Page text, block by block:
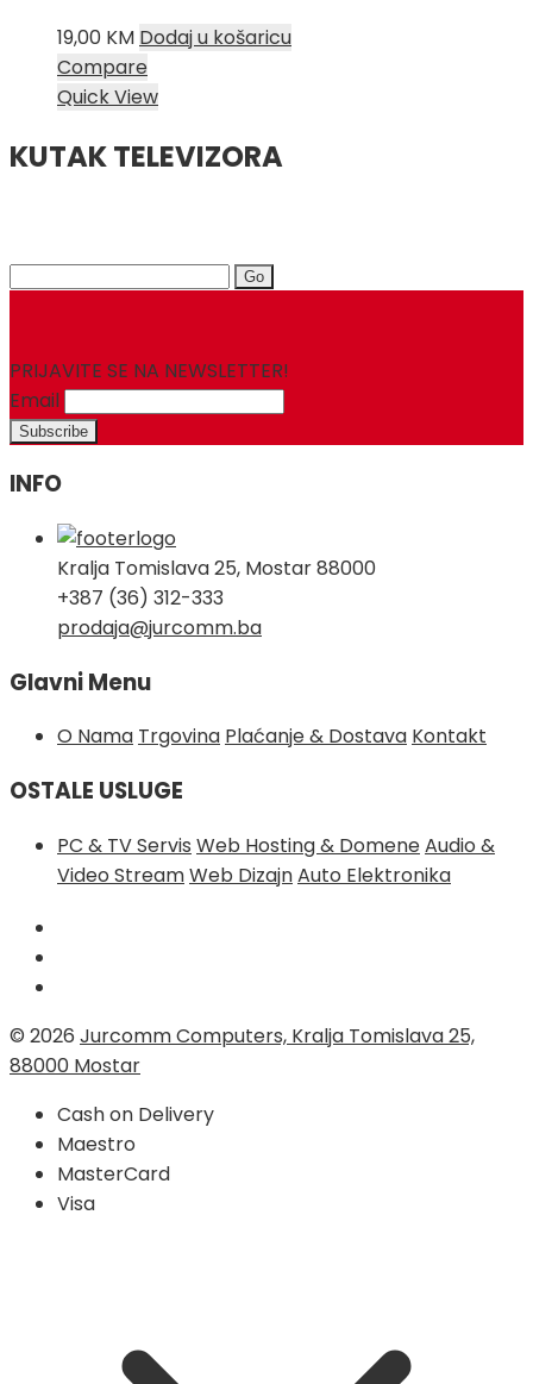
19,00 KM Dodaj u košaricu
Compare
Quick View
KUTAK TELEVIZORA
Search
PRIJAVITE SE NA NEWSLETTER!
Email
INFO
Kralja Tomislava 25, Mostar 88000
+387 (36) 312-333
prodaja@jurcomm.ba
Glavni Menu
O Nama Trgovina Plaćanje & Dostava Kontakt
OSTALE USLUGE
PC & TV Servis Web Hosting & DomeneAudio &
Video StreamWeb DizajnAuto Elektronika
© 2026 Jurcomm Computers, Kralja Tomislava 25,
88000 Mostar
Cash on Delivery
Maestro
MasterCard
Visa